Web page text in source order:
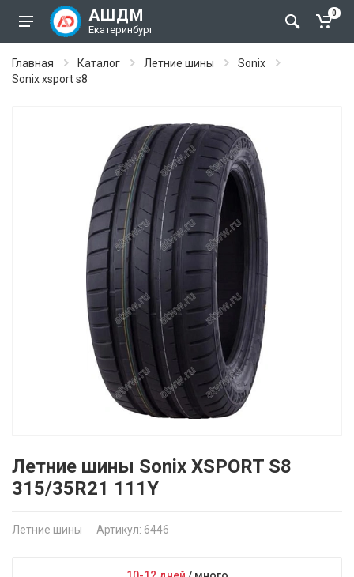
АШДМ
Екатеринбург
0
Главная Каталог Летние шины
Sonix
Sonix xsport s8
Летние шины Sonix XSPORT S8
315/35R21 111Y
Летние шины Артикул: 6446